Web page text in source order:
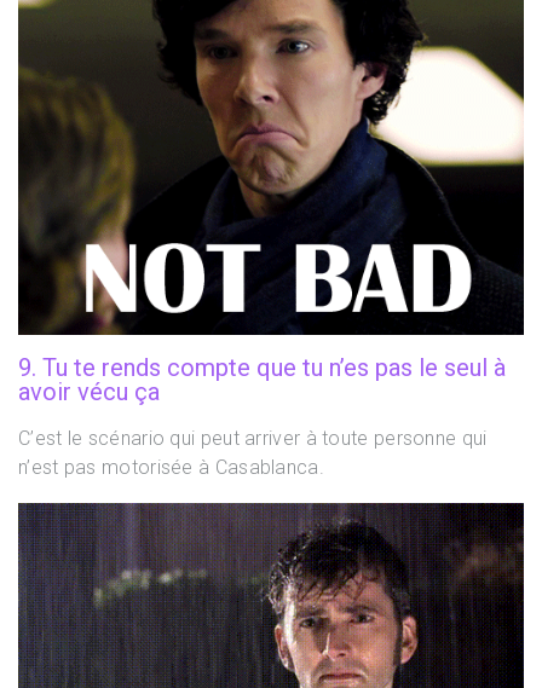
9. Tu te rends compte que tu n’es pas le seul à
avoir vécu ça
C’est le scénario qui peut arriver à toute personne qui
n’est pas motorisée à Casablanca.